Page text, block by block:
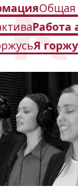
Общая
Работа
Я